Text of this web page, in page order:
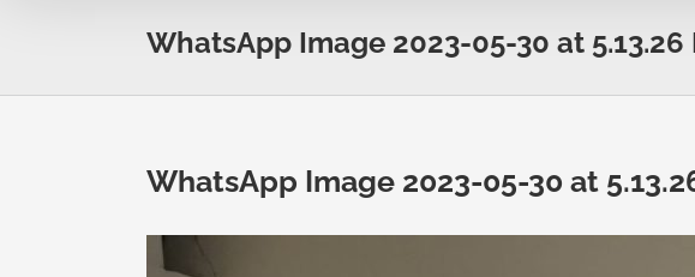
WhatsApp Image 2023-05-30 at 5.13.26
WhatsApp Image 2023-05-30 at